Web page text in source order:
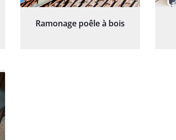
Ramonage poêle à bois